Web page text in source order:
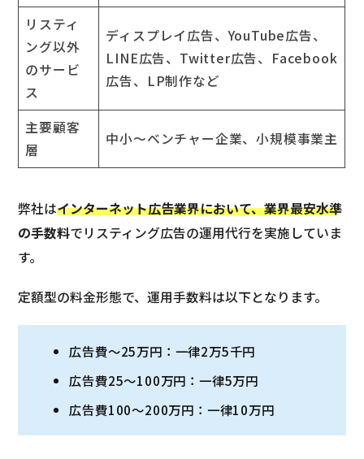
リスティ
ング以外
のサービ
ス
ディスプレイ広告、YouTube広告、
LINE広告、Twitter広告、Facebook
広告、LP制作など
主要顧客
層
中小～ベンチャー企業、小規模事業主
弊社はインターネット広告業界において、業界最安水準
の手数料でリスティング広告の運用代行を実施していま
す。
定額型の料金形態で、運用手数料は以下となります。
広告費～25万円：一律2万5千円
広告費25～100万円：一律5万円
広告費100～200万円：一律10万円